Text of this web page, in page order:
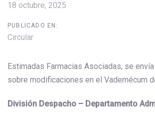
18 octubre, 2025
PUBLICADO EN:
Circular
Estimadas Farmacias Asociadas, se
sobre modificaciones en el Vademécum
División Despacho – Departamento